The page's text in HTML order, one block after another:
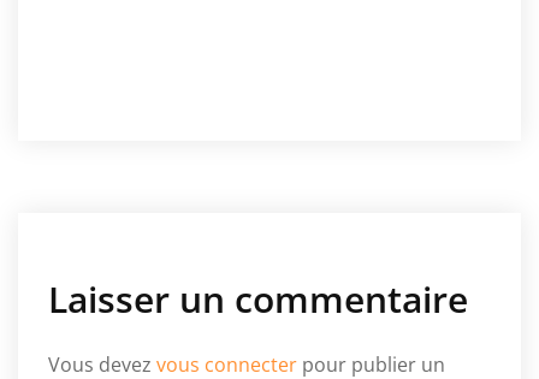
Laisser un commentaire
Vous devez vous connecter pour publier un